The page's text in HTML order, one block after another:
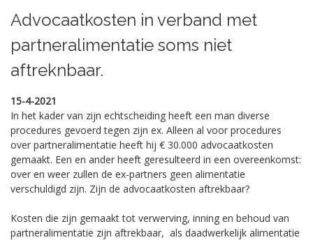
Advocaatkosten in verband met
partneralimentatie soms niet
aftreknbaar.
15-4-2021
In het kader van zijn echtscheiding heeft een man diverse
procedures gevoerd tegen zijn ex. Alleen al voor procedures
over partneralimentatie heeft hij € 30.000 advocaatkosten
gemaakt. Een en ander heeft geresulteerd in een overeenkomst:
over en weer zullen de ex-partners geen alimentatie
verschuldigd zijn. Zijn de advocaatkosten aftrekbaar?
Kosten die zijn gemaakt tot verwerving, inning en behoud van
partneralimentatie zijn aftrekbaar, als daadwerkelijk alimentatie